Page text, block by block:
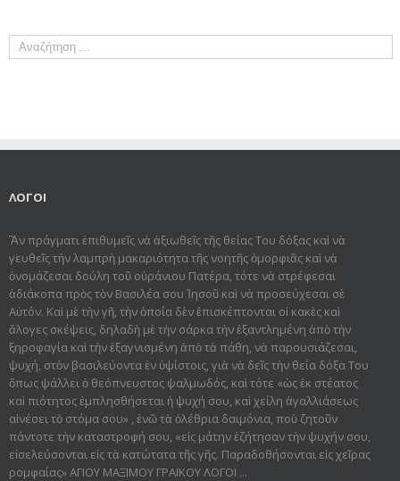
ΛΟΓΟΙ
Ἂν πράγματι ἐπιθυμεῖς νὰ ἀξιωθεῖς τῆς θείας Του δόξας καὶ νὰ
γευθεῖς τὴν λαμπρὴ μακαριότητα τῆς νοητῆς ὀμορφιᾶς καὶ νὰ
ὀνομάζεσαι δούλη τοῦ οὐράνιου Πατέρα, τότε νὰ στρέφεσαι
ἀδιάκοπα πρὸς τὸν Βασιλέα σου Ἰησοῦ καὶ νὰ προσεύχεσαι σὲ
Αὐτόν. Καὶ μὲ τὴν γῆ, τὴν ὁποία δὲν ἐπισκέπτονται οἱ κακὲς καὶ
ἄλογες σκέψεις, δηλαδὴ μὲ τὴν σάρκα τὴν ἐξαντλημένη ἀπὸ τὴν
ξηροφαγία καὶ τὴν ἐξαγνισμένη ἀπὸ τὰ πάθη, νὰ παρουσιάζεσαι,
ψυχή, στὸν βασιλεύοντα ἐν ὑψίστοις, γιὰ νὰ δεῖς τὴν θεία δόξα Του
ὅπως ψάλλει ὁ θεόπνευστος ψαλμωδός, καὶ τότε «ὡς ἐκ στέατος
καὶ πιότητος ἐμπλησθήσεται ἡ ψυχή σου, καὶ χείλη ἀγαλλιάσεως
αἰνέσει τὸ στόμα σου» , ἐνῶ τὰ ὀλέθρια δαιμόνια, ποὺ ζητοῦν
πάντοτε τὴν καταστροφή σου, «εἰς μάτην ἐζήτησαν τὴν ψυχήν σου,
εἰσελεύσονται εἰς τὰ κατώτατα τῆς γῆς. Παραδοθήσον­ται εἰς χεῖρας
ρομφαίας» ΑΓΙΟΥ ΜΑΞΙΜΟΥ ΓΡΑΙΚΟΥ ΛΟΓΟΙ ...